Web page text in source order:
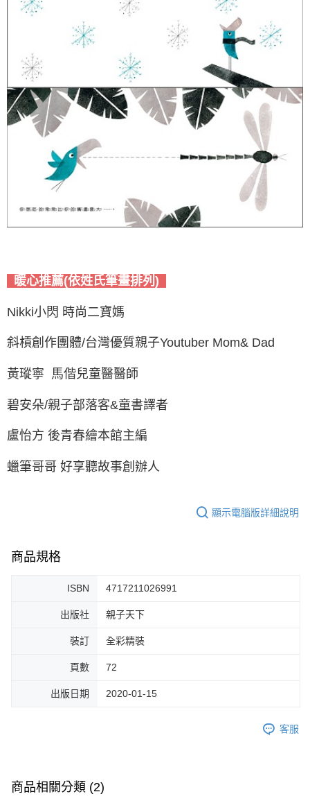
暖心推薦(依姓氏筆畫排列)
Nikki小閃 時尚二寶媽
斜槓創作團體/台灣優質親子Youtuber Mom& Dad
黃瑽寧 馬偕兒童醫醫師
碧安朵/親子部落客&童書譯者
盧怡方 後青春繪本館主編
蠟筆哥哥 好享聽故事創辦人
顯示電腦版詳細說明
商品規格
ISBN 4717211026991
出版社 親子天下
裝訂 全彩精裝
頁數 72
出版日期 2020-01-15
客服
商品相關分類 (2)